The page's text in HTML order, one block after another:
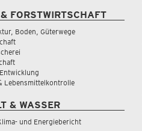
FORSTWIRTSCHAFT
Boden, Güterwege
Lebensmittelkontrolle
& WASSER
und Energiebericht